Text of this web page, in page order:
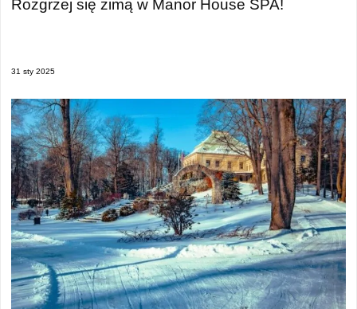
Rozgrzej się zimą w Manor House SPA!
31 sty 2025